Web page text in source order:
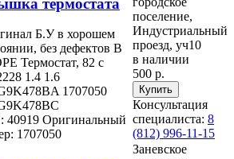
Б.У в хорошем
без дефектов В
Термостат, 82 c
1.4 1.6
1707050
40919 Оригинальный
1707050
поселение,
Индустриальный
проезд, уч10
в наличии
500 р.
Консультация
специалиста: 8
(812) 996-11-15
Заневское